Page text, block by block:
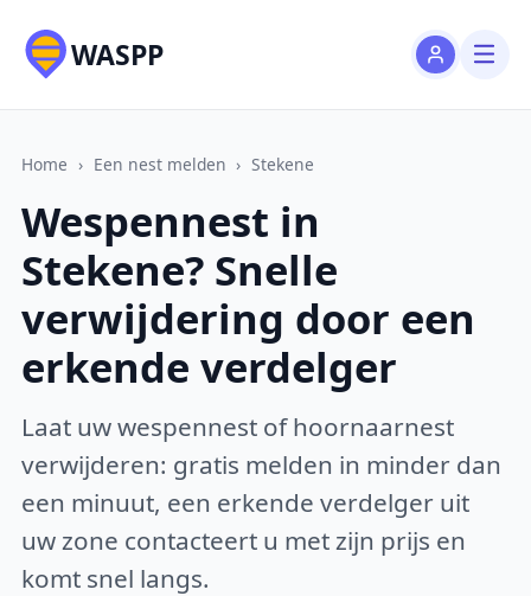
WASPP
Home › Een nest melden › Stekene
Wespennest in
Stekene? Snelle
verwijdering door een
erkende verdelger
Laat uw wespennest of hoornaarnest
verwijderen: gratis melden in minder dan
een minuut, een erkende verdelger uit
uw zone contacteert u met zijn prijs en
komt snel langs.